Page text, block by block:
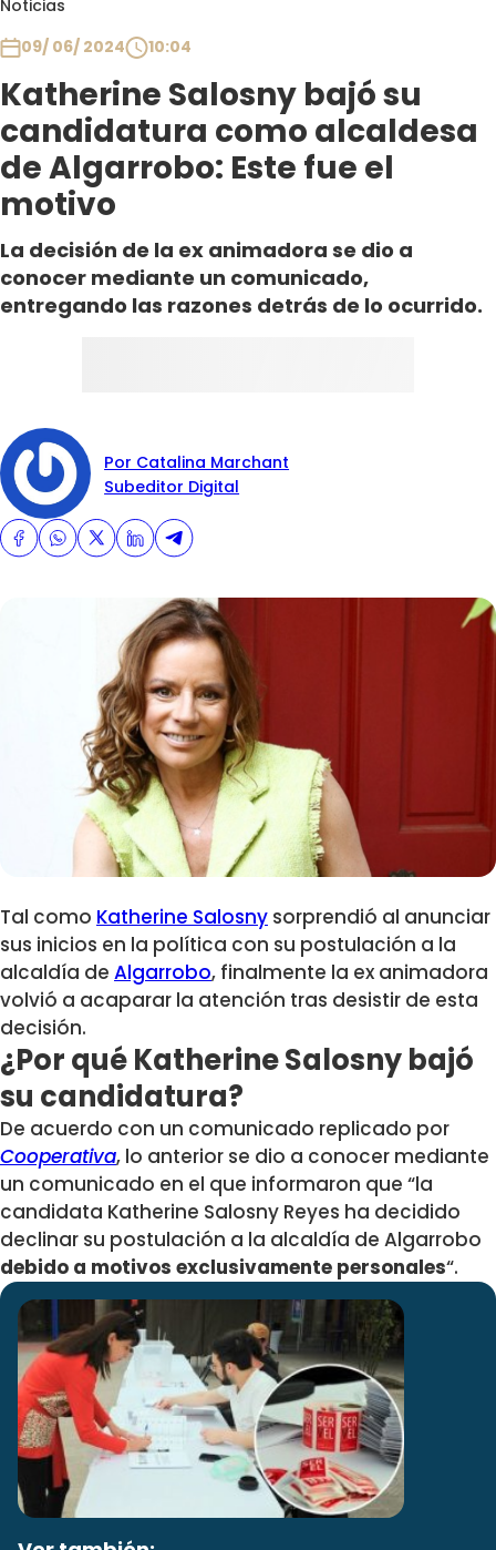
Noticias
09/ 06/ 2024
10:04
Katherine Salosny bajó su
candidatura como alcaldesa
de Algarrobo: Este fue el
motivo
La decisión de la ex animadora se dio a
conocer mediante un comunicado,
entregando las razones detrás de lo ocurrido.
Por Catalina Marchant
Subeditor Digital
Tal como Katherine Salosny sorprendió al anunciar
sus inicios en la política con su postulación a la
alcaldía de Algarrobo, finalmente la ex animadora
volvió a acaparar la atención tras desistir de esta
decisión.
¿Por qué Katherine Salosny bajó
su candidatura?
De acuerdo con un comunicado replicado por
Cooperativa, lo anterior se dio a conocer mediante
un comunicado en el que informaron que “la
candidata Katherine Salosny Reyes ha decidido
declinar su postulación a la alcaldía de Algarrobo
debido a motivos exclusivamente personales“.
Club De La Comedia
Contigo en Directo
Plan Perfecto
El Tiempo
Sabingo
Todos Los Programas